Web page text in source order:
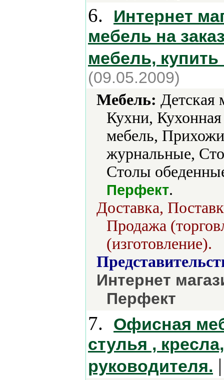
6.
Интернет
мебель на
мебель,
(09.05.2009)
Мебель: Детская
Кухни,
мебель,
журнальные,
Столы
Перфект.
Доставка,
Продажа
(изготовление).
Интернет
Перфект
7.
Офисная
стулья ,
руководителя.